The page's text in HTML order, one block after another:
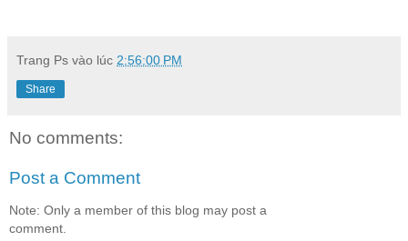
Trang Ps vào lúc 2:56:00 PM
Share
No comments:
Post a Comment
Note: Only a member of this blog may post a
comment.